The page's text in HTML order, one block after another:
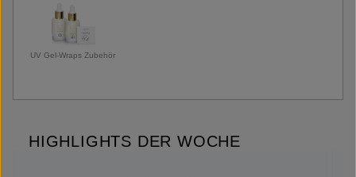
UV Gel-Wraps Zubehör
HIGHLIGHTS DER WOCHE